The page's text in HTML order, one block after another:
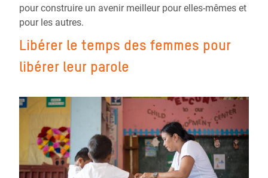
pour construire un avenir meilleur pour elles-mêmes et
pour les autres.
Libérer le temps des femmes pour
libérer leur parole